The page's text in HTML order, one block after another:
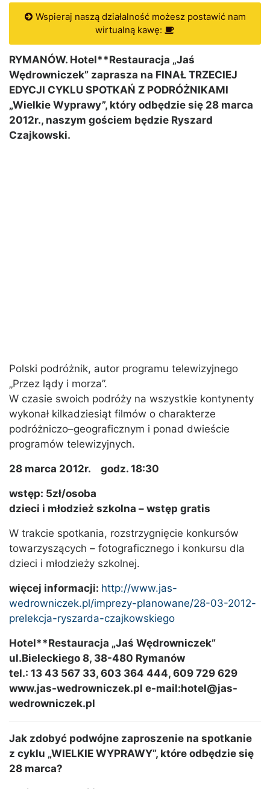
Wspieraj naszą działalność możesz postawić nam
wirtualną kawę:
RYMANÓW. Hotel**Restauracja „Jaś
Wędrowniczek” zaprasza na FINAŁ TRZECIEJ
EDYCJI CYKLU SPOTKAŃ Z PODRÓŻNIKAMI
„Wielkie Wyprawy”, który odbędzie się 28 marca
2012r., naszym gościem będzie Ryszard
Czajkowski.
Polski podróżnik, autor programu telewizyjnego
„Przez lądy i morza”.
W czasie swoich podróży na wszystkie kontynenty
wykonał kilkadziesiąt filmów o charakterze
podróżniczo–geograficznym i ponad dwieście
programów telewizyjnych.
28 marca 2012r. godz. 18:30
wstęp: 5zł/osoba
dzieci i młodzież szkolna – wstęp gratis
W trakcie spotkania, rozstrzygnięcie konkursów
towarzyszących – fotograficznego i konkursu dla
dzieci i młodzieży szkolnej.
więcej informacji: http://www.jas-
wedrowniczek.pl/imprezy-planowane/28-03-2012-
prelekcja-ryszarda-czajkowskiego
Hotel**Restauracja „Jaś Wędrowniczek”
ul.Bieleckiego 8, 38-480 Rymanów
tel.: 13 43 567 33, 603 364 444, 609 729 629
www.jas-wedrowniczek.pl e-mail:hotel@jas-
wedrowniczek.pl
Jak zdobyć podwójne zaproszenie na spotkanie
z cyklu „WIELKIE WYPRAWY”, które odbędzie się
28 marca?